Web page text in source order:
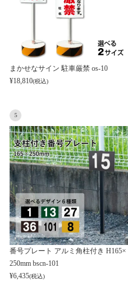
まかせなサイン 駐車厳禁 os-10
¥18,810(税込)
5
番号プレート アルミ角柱付き H165×
250mm bscn-101
¥6,435(税込)